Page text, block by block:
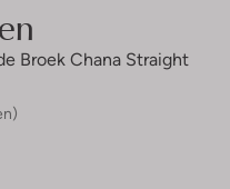
Broek Chana Straight